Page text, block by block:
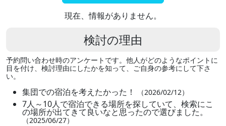
現在、情報がありません。
検討の理由
予約問い合わせ時のアンケートです。他人がどのようなポイントに
目を付け、検討理由にしたかを知って、ご自身の参考にして下さ
い。
集団での宿泊を考えたかった！ （2026/02/12）
7人～10人で宿泊できる場所を探していて、検索にこ
の場所が出てきて良いなと思ったので選びました。
（2025/06/27）